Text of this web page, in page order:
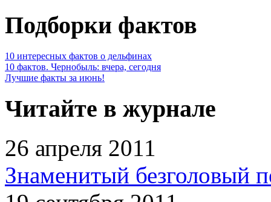
Подборки фактов
10 интересных фактов о дельфинах
10 фактов. Чернобыль: вчера, сегодня
Лучшие факты за июнь!
Читайте в журнале
26 апреля 2011
Знаменитый безголовый